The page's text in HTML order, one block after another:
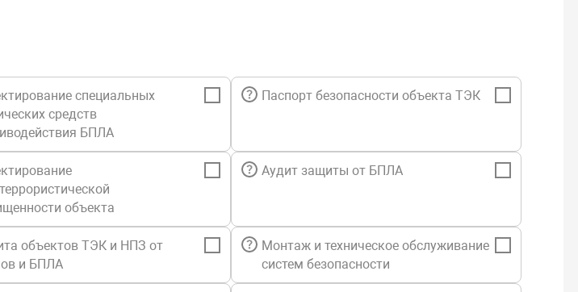
специальных
средств
БПЛА
Паспорт безопасности объекта ТЭК
объекта
Аудит защиты от БПЛА
объектов ТЭК и НПЗ от
и БПЛА
Монтаж и техническое обслуживание
систем безопасности